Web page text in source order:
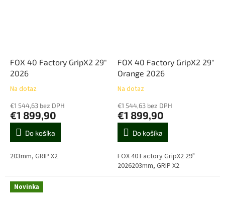
FOX 40 Factory GripX2 29"
2026
Na dotaz
€1 544,63 bez DPH
€1 899,90
Do košíka
203mm, GRIP X2
FOX 40 Factory GripX2 29"
Orange 2026
Na dotaz
€1 544,63 bez DPH
€1 899,90
Do košíka
FOX 40 Factory GripX2 29"
2026203mm, GRIP X2
Novinka